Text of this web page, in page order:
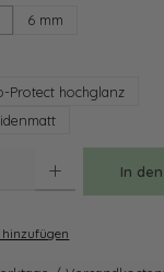
Option ist zurzeit nicht
6 mm
Protect hochglanz
In